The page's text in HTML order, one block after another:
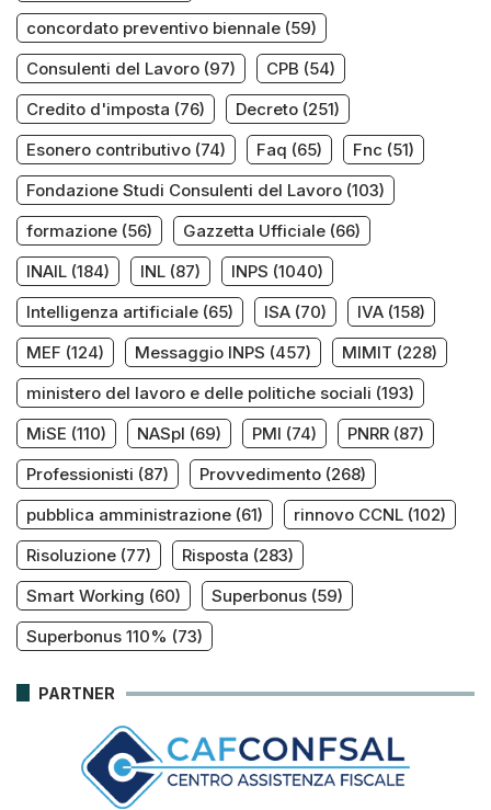
concordato preventivo biennale (59)
Consulenti del Lavoro (97) CPB (54)
Credito d'imposta (76) Decreto (251)
Esonero contributivo (74) Faq (65) Fnc (51)
Fondazione Studi Consulenti del Lavoro (103)
formazione (56) Gazzetta Ufficiale (66)
INAIL (184) INL (87) INPS (1040)
Intelligenza artificiale (65) ISA (70) IVA (158)
MEF (124) Messaggio INPS (457) MIMIT (228)
ministero del lavoro e delle politiche sociali (193)
MiSE (110) NASpI (69) PMI (74) PNRR (87)
Professionisti (87) Provvedimento (268)
pubblica amministrazione (61) rinnovo CCNL (102)
Risoluzione (77) Risposta (283)
Smart Working (60) Superbonus (59)
Superbonus 110% (73)
PARTNER